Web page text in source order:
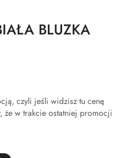
BLUZKA
czyli jeśli widzisz tu cenę
że w trakcie ostatniej promocji